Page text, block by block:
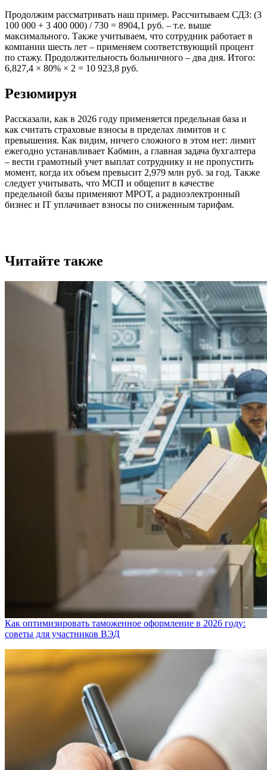
Продолжим рассматривать наш пример. Рассчитываем СДЗ: (3
100 000 + 3 400 000) / 730 = 8904,1 руб. – т.е. выше
максимального. Также учитываем, что сотрудник работает в
компании шесть лет – применяем соответствующий процент
по стажу. Продолжительность больничного – два дня. Итого:
6,827,4 × 80% × 2 = 10 923,8 руб.
Резюмируя
Рассказали, как в 2026 году применяется предельная база и
как считать страховые взносы в пределах лимитов и с
превышения. Как видим, ничего сложного в этом нет: лимит
ежегодно устанавливает Кабмин, а главная задача бухгалтера
– вести грамотный учет выплат сотруднику и не пропустить
момент, когда их объем превысит 2,979 млн руб. за год. Также
следует учитывать, что МСП и общепит в качестве
предельной базы применяют МРОТ, а радиоэлектронный
бизнес и IT уплачивает взносы по сниженным тарифам.
Читайте также
Как оптимизировать таможенное оформление в 2026 году:
советы для участников ВЭД